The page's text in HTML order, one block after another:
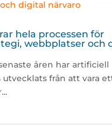
hela processen för
webbplatser och
åren har artificiell
från att vara